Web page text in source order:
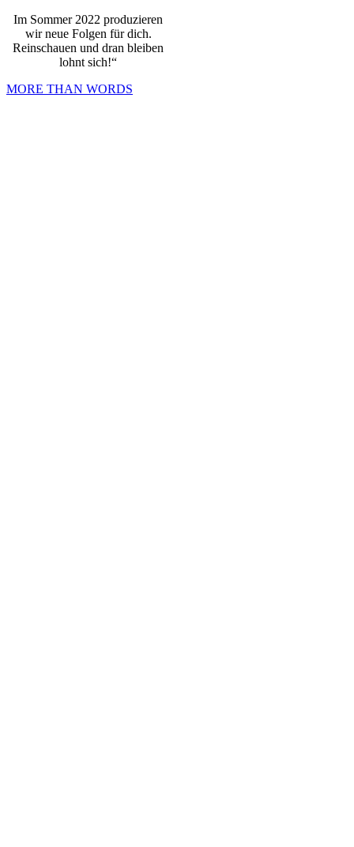
Im Sommer 2022 produzieren
wir neue Folgen für dich.
Reinschauen und dran bleiben
lohnt sich!“
MORE THAN WORDS